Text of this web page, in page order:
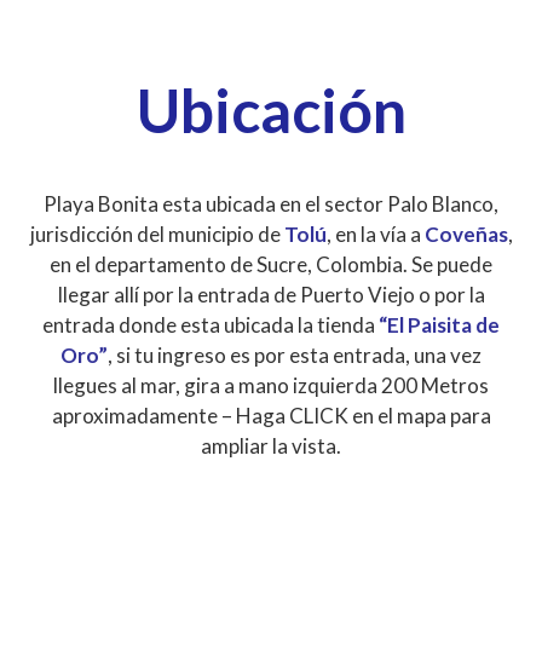
Ubicación
Playa Bonita esta ubicada en el sector Palo Blanco,
jurisdicción del municipio deTolú, en la vía a Coveñas,
en el departamento de Sucre, Colombia. Se puede
llegar allí por la entrada de Puerto Viejo o por la
entrada donde esta ubicada la tienda “El Paisita de
Oro”, si tu ingreso es por esta entrada, una vez
llegues al mar, gira a mano izquierda 200 Metros
aproximadamente – Haga CLICK en el mapa para
ampliar la vista.